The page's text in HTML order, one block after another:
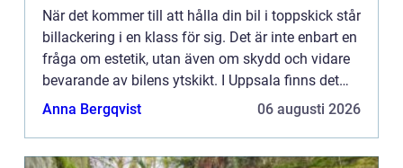
När det kommer till att hålla din bil i toppskick står
billackering i en klass för sig. Det är inte enbart en
fråga om estetik, utan även om skydd och vidare
bevarande av bilens ytskikt. I Uppsala finns det
flera...
Anna Bergqvist 06 augusti 2026